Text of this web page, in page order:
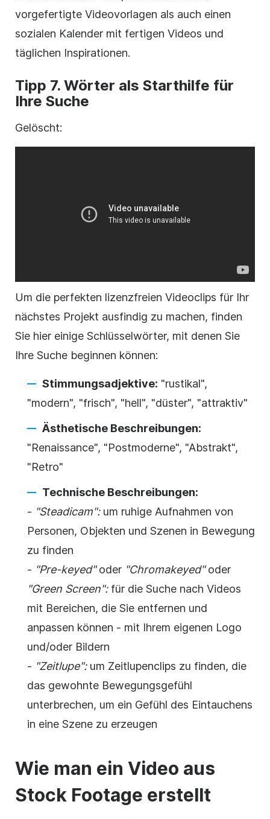
vorgefertigte Videovorlagen als auch einen
sozialen Kalender mit fertigen Videos und
täglichen Inspirationen.
Tipp 7. Wörter als Starthilfe für
Ihre Suche
Gelöscht:
Um die perfekten lizenzfreien Videoclips für Ihr
nächstes Projekt ausfindig zu machen, finden
Sie hier einige Schlüsselwörter, mit denen Sie
Ihre Suche beginnen können:
Stimmungsadjektive: "rustikal",
"modern", "frisch", "hell", "düster", "attraktiv"
Ästhetische Beschreibungen:
"Renaissance", "Postmoderne", "Abstrakt",
"Retro"
Technische Beschreibungen:
- "Steadicam":um ruhige Aufnahmen von
Personen, Objekten und Szenen in Bewegung
zu finden
- "Pre-keyed"oder "Chromakeyed"oder
"Green Screen":für die Suche nach Videos
mit Bereichen, die Sie entfernen und
anpassen können - mit Ihrem eigenen Logo
und/oder Bildern
- "Zeitlupe":um Zeitlupenclips zu finden, die
das gewohnte Bewegungsgefühl
unterbrechen, um ein Gefühl des Eintauchens
in eine Szene zu erzeugen
Wie man ein Video aus
Stock Footage erstellt